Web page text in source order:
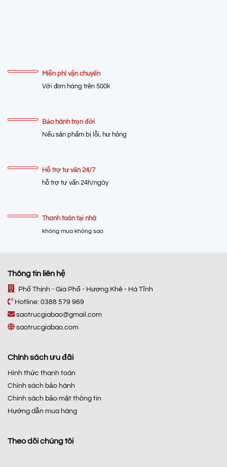
Miễn phí vận chuyển
Với đơn hàng trên 500k
Bảo hành trọn đời
Nếu sản phẩm bị lỗi, hư hỏng
Hỗ trợ tư vấn 24/7
hỗ trợ tư vấn 24h/ngày
Thanh toán tại nhà
không mua không sao
Thông tin liên hệ
Phố Thịnh - Gia Phố - Hương Khê - Hà Tĩnh
Hotline: 0388 579 969
saotrucgiabao@gmail.com
saotrucgiabao.com
Chính sách ưu đãi
Hình thức thanh toán
Chính sách bảo hành
Chính sách bảo mật thông tin
Hướng dẫn mua hàng
Theo dõi chúng tôi